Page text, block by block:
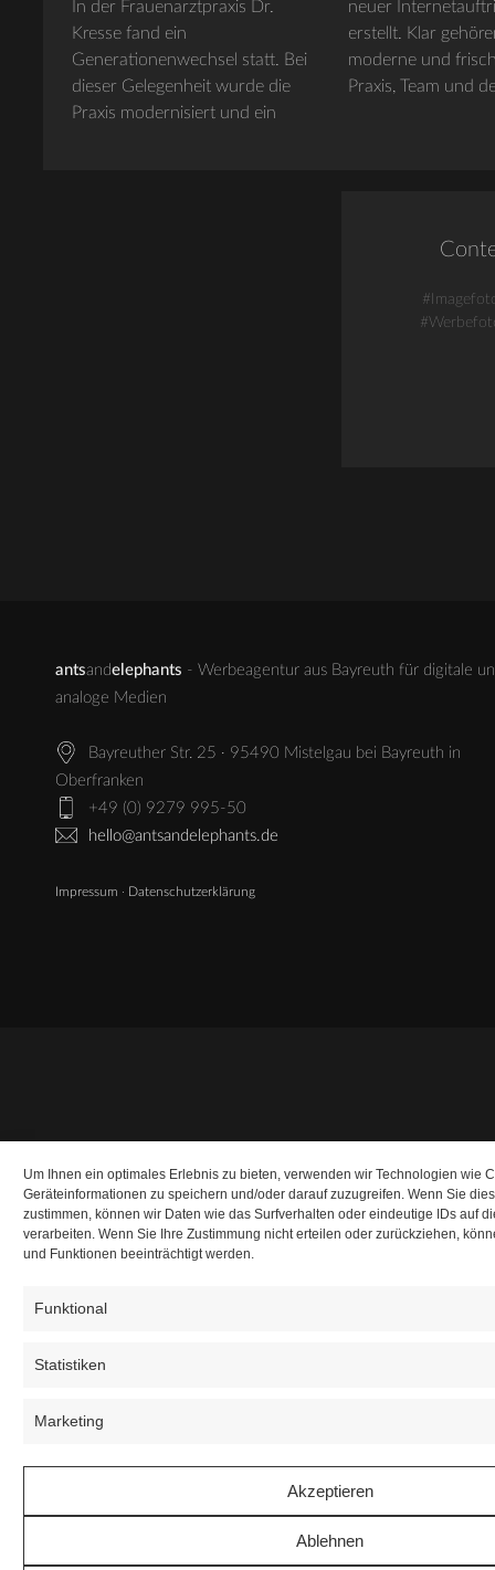
Um Ihnen ein optimales Erlebnis zu bieten, verwenden wir Technologien wie
Geräteinformationen zu speichern und/oder darauf zuzugreifen. Wenn Sie
zustimmen, können wir Daten wie das Surfverhalten oder eindeutige IDs auf
verarbeiten. Wenn Sie Ihre Zustimmung nicht erteilen oder zurückziehen,
und Funktionen beeinträchtigt werden.
Funktional
Statistiken
Marketing
Akzeptieren
Ablehnen
In der Frauenarztpraxis Dr.
Kresse fand ein
Generationenwechsel statt. Bei
dieser Gelegenheit wurde die
Praxis modernisiert und ein
neuer Internetauftritt von uns
erstellt. Klar gehören dazu
moderne und frische Bilder von
Praxis, Team und
antsandelephants - Werbeagentur aus Bayreuth für digitale
analoge Medien
Bayreuther Str. 25 · 95490 Mistelgau bei Bayreuth in
Oberfranken
+49 (0) 9279 995-50
hello@antsandelephants.de
Impressum · Datenschutzerklärung